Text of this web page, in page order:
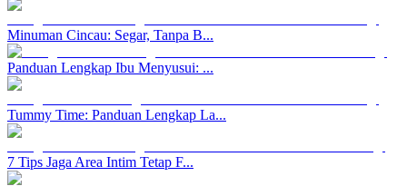
Minuman Cincau: Segar, Tanpa B...
Panduan Lengkap Ibu Menyusui: ...
Tummy Time: Panduan Lengkap La...
7 Tips Jaga Area Intim Tetap F...